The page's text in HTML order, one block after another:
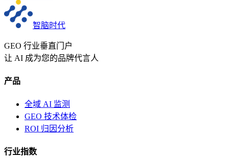
智脑时代
GEO 行业垂直门户
让 AI 成为您的品牌代言人
产品
全域 AI 监测
GEO 技术体检
ROI 归因分析
行业指数